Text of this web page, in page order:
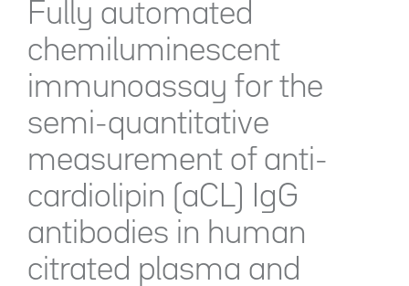
Fully automated
chemiluminescent
immunoassay for the
semi-quantitative
measurement of anti-
cardiolipin (aCL) IgG
antibodies in human
citrated plasma and